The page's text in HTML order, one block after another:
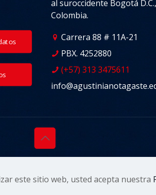
al suroccidente Bogotá D.C.,
Colombia.
Carrera 88 # 11A-21
PBX. 4252880
(+57) 313 3475611
Todos los derechos reservados. |
este sitio web, usted acepta nuestra